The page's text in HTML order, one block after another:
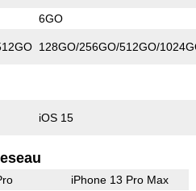
6GO
128GO/256GO/512GO/
iOS 15
iPhone 13 Pro Max